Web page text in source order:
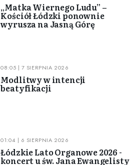
„Matka Wiernego Ludu” –
Kościół Łódzki ponownie
wyrusza na Jasną Górę
08:05 | 7 SIERPNIA 2026
Modlitwy w intencji
beatyfikacji
01:04 | 6 SIERPNIA 2026
Łódzkie Lato Organowe 2026 -
koncert u św. Jana Ewangelisty